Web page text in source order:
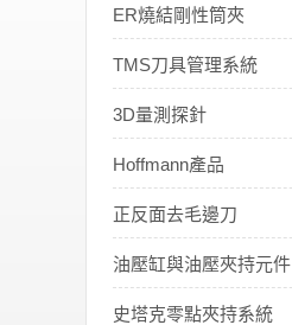
ER燒結剛性筒夾
TMS刀具管理系統
3D量測探針
Hoffmann產品
正反面去毛邊刀
油壓缸與油壓夾持元件
史塔克零點夾持系統